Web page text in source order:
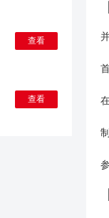
查看
查看